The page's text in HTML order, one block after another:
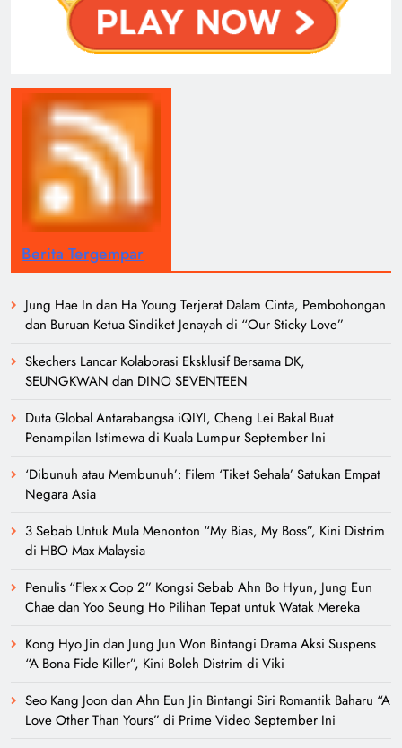
Berita Tergempar
Jung Hae In dan Ha Young Terjerat Dalam Cinta, Pembohongan
dan Buruan Ketua Sindiket Jenayah di “Our Sticky Love”
Skechers Lancar Kolaborasi Eksklusif Bersama DK,
SEUNGKWAN dan DINO SEVENTEEN
Duta Global Antarabangsa iQIYI, Cheng Lei Bakal Buat
Penampilan Istimewa di Kuala Lumpur September Ini
‘Dibunuh atau Membunuh’: Filem ‘Tiket Sehala’ Satukan Empat
Negara Asia
3 Sebab Untuk Mula Menonton “My Bias, My Boss”, Kini Distrim
di HBO Max Malaysia
Penulis “Flex x Cop 2” Kongsi Sebab Ahn Bo Hyun, Jung Eun
Chae dan Yoo Seung Ho Pilihan Tepat untuk Watak Mereka
Kong Hyo Jin dan Jung Jun Won Bintangi Drama Aksi Suspens
“A Bona Fide Killer”, Kini Boleh Distrim di Viki
Seo Kang Joon dan Ahn Eun Jin Bintangi Siri Romantik Baharu “A
Love Other Than Yours” di Prime Video September Ini